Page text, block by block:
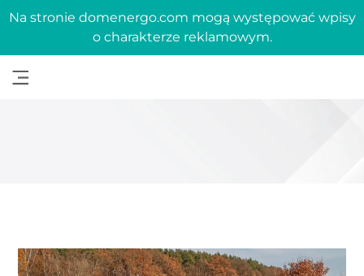
Na stronie domenergo.com mogą występować wpisy
o charakterze reklamowym.